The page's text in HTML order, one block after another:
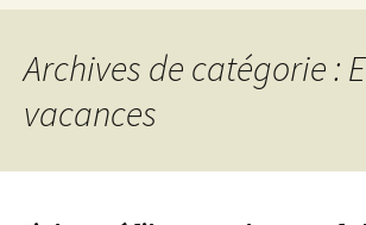
Archives de catégorie :
vacances